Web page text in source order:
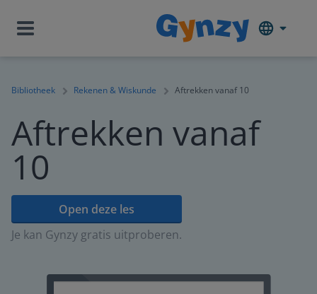
Bibliotheek Rekenen & Wiskunde Aftrekken vanaf 10
Aftrekken vanaf
10
Open deze les
Je kan Gynzy gratis uitproberen.